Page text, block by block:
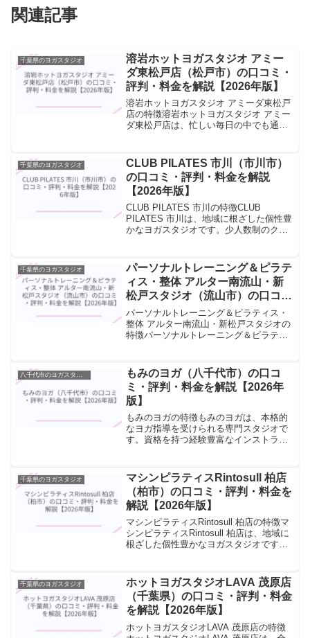
関連記事
千葉県のヨガスタジオ
溶岩ホットヨガスタジオ アミー
ダ東松戸店（松戸市）の口コミ・
評判・料金を解説【2026年版】
溶岩ホットヨガスタジオ アミーダ東松戸
店の特徴溶岩ホットヨガスタジオ アミー
ダ東松戸店は、忙しい毎日の中でも通い
スタイルに合わせたスケジュールで参加
できます。駅近の立地...
千葉県のヨガスタジオ
CLUB PILATES 市川（市川市）
の口コミ・評判・料金を解説
【2026年版】
CLUB PILATES 市川の特徴CLUB
PILATES 市川は、地域に根ざした個性豊
かなヨガスタジオです。少人数制のクラ
す。少人数制クラスを中心に、丁寧な指
導でヨ...
千葉県のヨガスタジオ
パーソナルトレーニング＆ピラテ
ィス・整体 アルター南流山・新
松戸スタジオ（流山市）の口コ
ミ・評判・料金を解説【2026年
版】
パーソナルトレーニング＆ピラティス・
整体 アルター南流山・新松戸スタジオの
特徴パーソナルトレーニング＆ピラティ
門スタジオです。資格を持つ経験豊富な
インストラクターが、...
もみのヨガ（八千代市）の口コ
ミ・評判・料金を解説【2026年
版】
もみのヨガの特徴もみのヨガは、本格的
なヨガ指導を受けられる専門スタジオで
す。資格を持つ経験豊富なインストラク
指導が特徴で、ポーズ（アーサナ）の正
確な取り方から呼吸法（プ...
千葉県のヨガスタジオ
マシンピラティスRintosull 柏店
（柏市）の口コミ・評判・料金を
解説【2026年版】
マシンピラティスRintosull 柏店の特徴マ
シンピラティスRintosull 柏店は、地域に
根ざした個性豊かなヨガスタジオです。
受け入れています。少人数制クラスを
中...
千葉県のヨガスタジオ
ホットヨガスタジオLAVA 茂原店
（千葉県）の口コミ・評判・料金
を解説【2026年版】
ホットヨガスタジオLAVA 茂原店の特徴